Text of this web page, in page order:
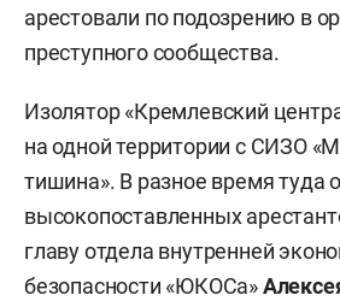
арестовали по подозрению в
преступного сообщества.
Изолятор «Кремлевский
на одной территории с СИЗО
тишина». В разное время туда
высокопоставленных
главу отдела внутренней
безопасности «ЮКОСа»